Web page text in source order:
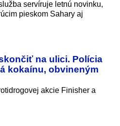
servíruje letnú novinku,
pieskom Sahary aj
na ulici. Polícia
kokaínu, obvineným
akcie Finisher a